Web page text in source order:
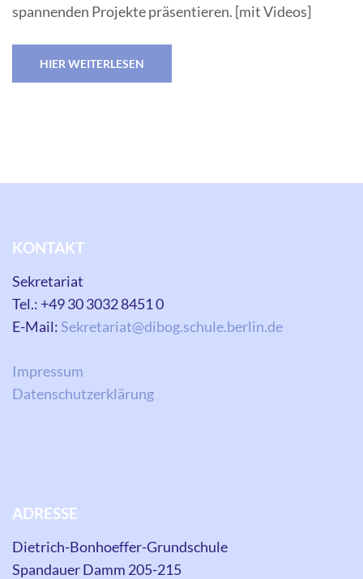
spannenden Projekte präsentieren. [mit Videos]
HIER WEITERLESEN
KONTAKT
Sekretariat
Tel.: +49 30 3032 8451 0
E-Mail: Sekretariat@dibog.schule.berlin.de
Impressum
Datenschutzerklärung
ADRESSE
Dietrich-Bonhoeffer-Grundschule
Spandauer Damm 205-215